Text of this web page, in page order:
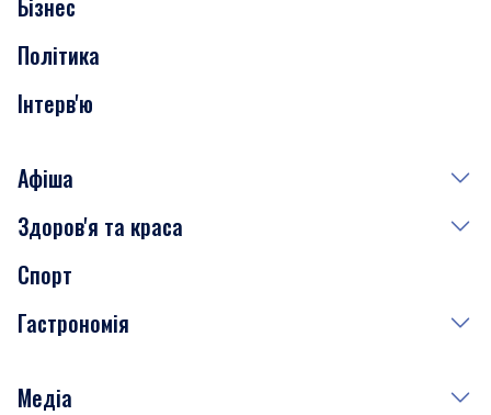
Транспорт
Бізнес
Політика
Інтерв'ю
Афіша
Сьогодні
Завтра
Субота
Здоров'я та краса
Медицина
Краса
Спорт
Гастрономія
Рецепти
Медіа